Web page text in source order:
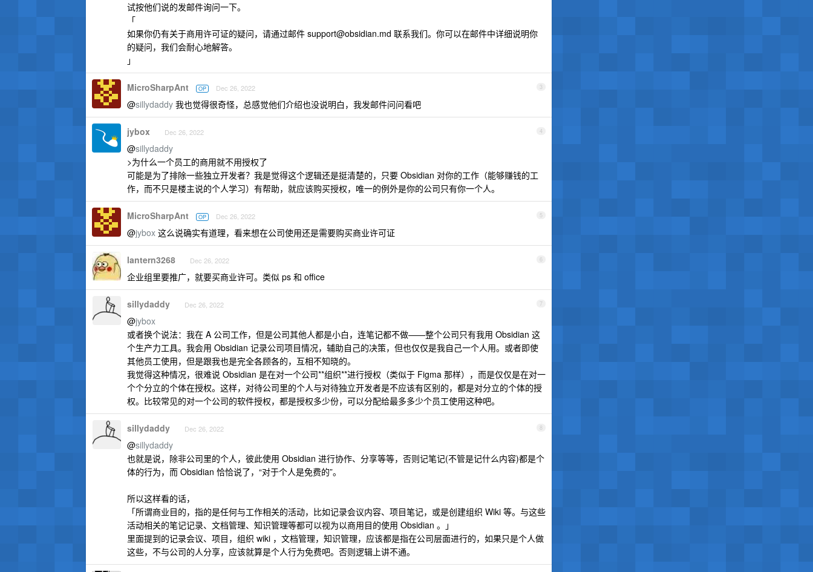
试按他们说的发邮件询问一下。
「
如果你仍有关于商用许可证的疑问，请通过邮件 support@obsidian.md 联系我们。你可以在邮件中详细说明你
的疑问，我们会耐心地解答。
」
3
MicroSharpAnt OP Dec 26, 2022
@sillydaddy 我也觉得很奇怪，总感觉他们介绍也没说明白，我发邮件问问看吧
4
jybox Dec 26, 2022
@sillydaddy
>为什么一个员工的商用就不用授权了
可能是为了排除一些独立开发者？我是觉得这个逻辑还是挺清楚的，只要 Obsidian 对你的工作（能够赚钱的工
作，而不只是楼主说的个人学习）有帮助，就应该购买授权，唯一的例外是你的公司只有你一个人。
5
MicroSharpAnt OP Dec 26, 2022
@jybox 这么说确实有道理，看来想在公司使用还是需要购买商业许可证
6
lantern3268 Dec 26, 2022
企业组里要推广，就要买商业许可。类似 ps 和 office
7
sillydaddy Dec 26, 2022
@jybox
或者换个说法：我在 A 公司工作，但是公司其他人都是小白，连笔记都不做——整个公司只有我用 Obsidian 这
个生产力工具。我会用 Obsidian 记录公司项目情况，辅助自己的决策，但也仅仅是我自己一个人用。或者即使
其他员工使用，但是跟我也是完全各顾各的，互相不知晓的。
我觉得这种情况，很难说 Obsidian 是在对一个公司**组织**进行授权（类似于 Figma 那样），而是仅仅是在对一
个个分立的个体在授权。这样，对待公司里的个人与对待独立开发者是不应该有区别的，都是对分立的个体的授
权。比较常见的对一个公司的软件授权，都是授权多少份，可以分配给最多多少个员工使用这种吧。
8
sillydaddy Dec 26, 2022
@sillydaddy
也就是说，除非公司里的个人，彼此使用 Obsidian 进行协作、分享等等，否则记笔记(不管是记什么内容)都是个
体的行为，而 Obsidian 恰恰说了，“对于个人是免费的”。
所以这样看的话，
「所谓商业目的，指的是任何与工作相关的活动，比如记录会议内容、项目笔记，或是创建组织 Wiki 等。与这些
活动相关的笔记记录、文档管理、知识管理等都可以视为以商用目的使用 Obsidian 。」
里面提到的记录会议、项目，组织 wiki ，文档管理，知识管理，应该都是指在公司层面进行的，如果只是个人做
这些，不与公司的人分享，应该就算是个人行为免费吧。否则逻辑上讲不通。